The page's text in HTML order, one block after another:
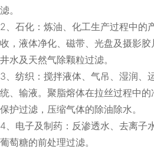
滤。
2、石化：炼油、化工生产过程中的
收，液体净化、磁带、光盘及摄影
井水及天然气除颗粒过滤。
3、纺织：搅拌液体、气吊、湿润、
统、输液。聚脂熔体在拉丝过程中
保护过滤，压缩气体的除油除水。
4、电子及制药：反渗透水、去离子
葡萄糖的前处理过滤。